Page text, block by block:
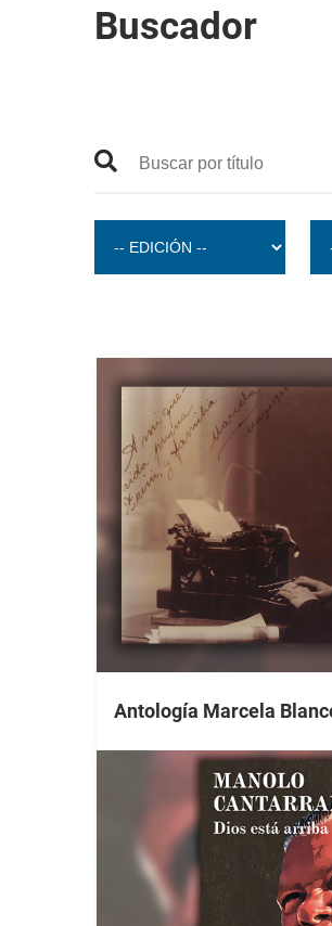
Buscador
Antología Marcela